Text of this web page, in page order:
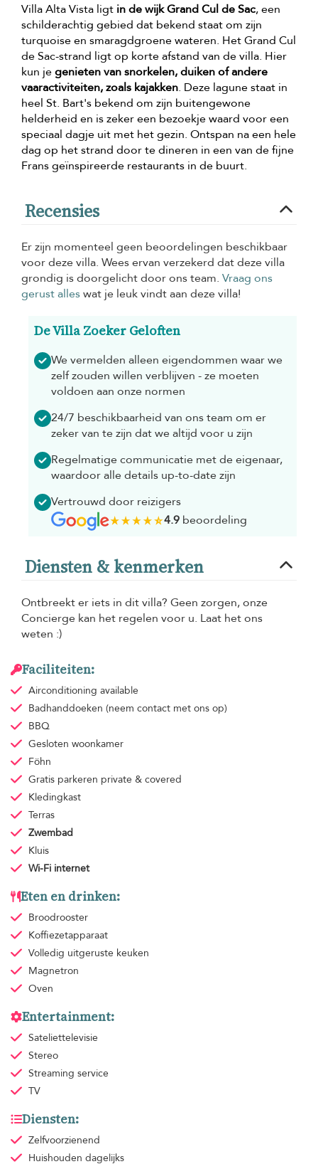
Villa Alta Vista ligt in de wijk Grand Cul de Sac, een
schilderachtig gebied dat bekend staat om zijn
turquoise en smaragdgroene wateren. Het Grand Cul
de Sac-strand ligt op korte afstand van de villa. Hier
kun jegenieten van snorkelen, duiken of andere
vaaractiviteiten, zoals kajakken. Deze lagune staat in
heel St. Bart's bekend om zijn buitengewone
helderheid en is zeker een bezoekje waard voor een
speciaal dagje uit met het gezin. Ontspan na een hele
dag op het strand door te dineren in een van de fijne
Frans geïnspireerde restaurants in de buurt.
Recensies
Er zijn momenteel geen beoordelingen beschikbaar
voor deze villa. Wees ervan verzekerd dat deze villa
grondig is doorgelicht door ons team. Vraag ons
gerust alleswat je leuk vindt aan deze villa!
De Villa Zoeker Geloften
We vermelden alleen eigendommen waar we
zelf zouden willen verblijven - ze moeten
voldoen aan onze normen
24/7 beschikbaarheid van ons team om er
zeker van te zijn dat we altijd voor u zijn
Regelmatige communicatie met de eigenaar,
waardoor alle details up-to-date zijn
Vertrouwd door reizigers
4.9beoordeling
Diensten & kenmerken
Ontbreekt er iets in dit villa? Geen zorgen, onze
Concierge kan het regelen voor u. Laat het ons
weten :)
Faciliteiten:
Airconditioning available
Badhanddoeken (neem contact met ons op)
BBQ
Gesloten woonkamer
Föhn
Gratis parkeren private & covered
Kledingkast
Terras
Zwembad
Kluis
Wi-Fi internet
Eten en drinken:
Broodrooster
Koffiezetapparaat
Volledig uitgeruste keuken
Magnetron
Oven
Entertainment:
Sateliettelevisie
Stereo
Streaming service
TV
Diensten:
Zelfvoorzienend
Huishouden dagelijks